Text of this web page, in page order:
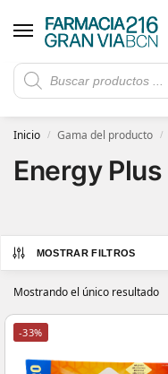
Rebajas de
5€ de descuento con el
Inicio / Gama del producto /
Energy Plus
MOSTRAR FILTROS
Mostrando el único resultado
-33%